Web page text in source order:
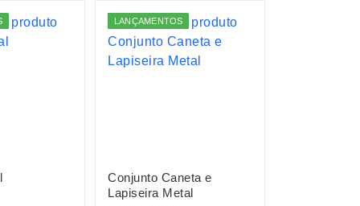
LANÇAMENTOS
Conjunto Caneta e
Lapiseira Metal